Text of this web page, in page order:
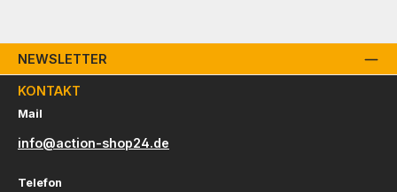
NEWSLETTER
KONTAKT
Mail
info@action-shop24.de
Telefon